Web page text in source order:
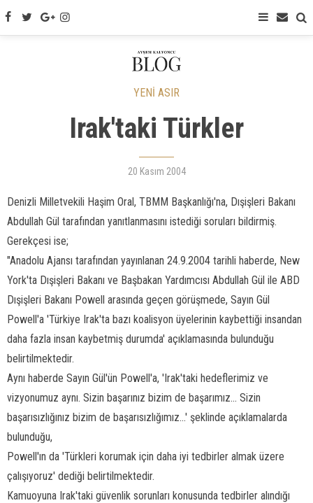
YENİ ASIR
Irak'taki Türkler
20 Kasım 2004
Denizli Milletvekili Haşim Oral, TBMM Başkanlığı'na, Dışişleri Bakanı
Abdullah Gül tarafından yanıtlanmasını istediği soruları bildirmiş.
Gerekçesi ise;
"Anadolu Ajansı tarafından yayınlanan 24.9.2004 tarihli haberde, New
York'ta Dışişleri Bakanı ve Başbakan Yardımcısı Abdullah Gül ile ABD
Dışişleri Bakanı Powell arasında geçen görüşmede, Sayın Gül
Powell'a 'Türkiye Irak'ta bazı koalisyon üyelerinin kaybettiği insandan
daha fazla insan kaybetmiş durumda' açıklamasında bulunduğu
belirtilmektedir.
Aynı haberde Sayın Gül'ün Powell'a, 'Irak'taki hedeflerimiz ve
vizyonumuz aynı. Sizin başarınız bizim de başarımız... Sizin
başarısızlığınız bizim de başarısızlığımız...' şeklinde açıklamalarda
bulunduğu,
Powell'ın da 'Türkleri korumak için daha iyi tedbirler almak üzere
çalışıyoruz' dediği belirtilmektedir.
Kamuoyuna Irak'taki güvenlik sorunları konusunda tedbirler alındığı